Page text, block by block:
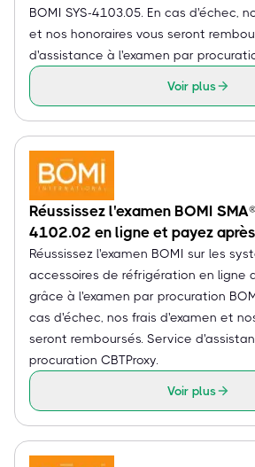
BOMI SYS-4103.05. En cas d'échec,
et nos honoraires vous seront
d'assistance à l'examen par
Voir plus
Réussissez l'examen BOMI
4102.02 en ligne et payez
Réussissez l'examen BOMI sur les
accessoires de réfrigération en ligne
grâce à l'examen par procuration
cas d'échec, nos frais d'examen et
seront remboursés. Service
procuration CBTProxy.
Voir plus